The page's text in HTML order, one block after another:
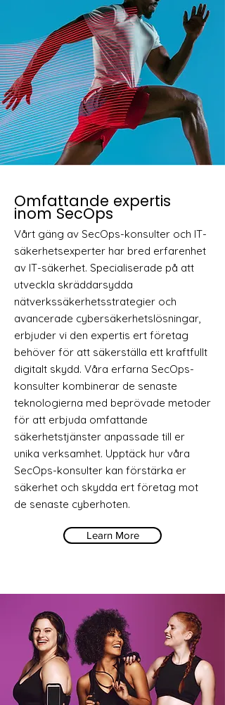
Omfattande expertis
inom SecOps
Vårt gäng av SecOps-konsulter och IT-
säkerhetsexperter har bred erfarenhet
av IT-säkerhet. Specialiserade på att
utveckla skräddarsydda
nätverkssäkerhetsstrategier och
avancerade cybersäkerhetslösningar,
erbjuder vi den expertis ert företag
behöver för att säkerställa ett kraftfullt
digitalt skydd. Våra erfarna SecOps-
konsulter kombinerar de senaste
teknologierna med beprövade metoder
för att erbjuda omfattande
säkerhetstjänster anpassade till er
unika verksamhet. Upptäck hur våra
SecOps-konsulter kan förstärka er
säkerhet och skydda ert företag mot
de senaste cyberhoten.
Learn More